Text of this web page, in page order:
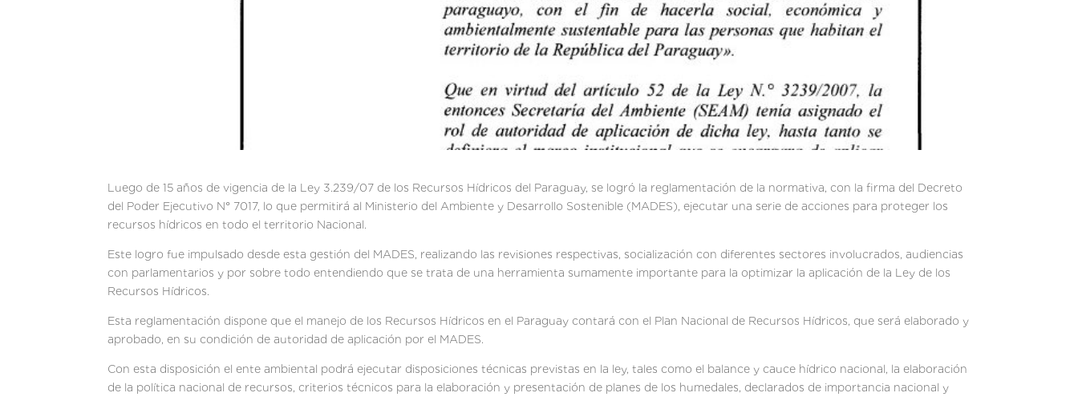
Luego de 15 años de vigencia de la Ley 3.239/07 de los Recursos Hídricos del Paraguay, se logró la reglamentación de la normativa, con la firma del Decreto
del Poder Ejecutivo N° 7017, lo que permitirá al Ministerio del Ambiente y Desarrollo Sostenible (MADES), ejecutar una serie de acciones para proteger los
recursos hídricos en todo el territorio Nacional.
Este logro fue impulsado desde esta gestión del MADES, realizando las revisiones respectivas, socialización con diferentes sectores involucrados, audiencias
con parlamentarios y por sobre todo entendiendo que se trata de una herramienta sumamente importante para la optimizar la aplicación de la Ley de los
Recursos Hídricos.
Esta reglamentación dispone que el manejo de los Recursos Hídricos en el Paraguay contará con el Plan Nacional de Recursos Hídricos, que será elaborado y
aprobado, en su condición de autoridad de aplicación por el MADES.
Con esta disposición el ente ambiental podrá ejecutar disposiciones técnicas previstas en la ley, tales como el balance y cauce hídrico nacional, la elaboración
de la política nacional de recursos, criterios técnicos para la elaboración y presentación de planes de los humedales, declarados de importancia nacional y